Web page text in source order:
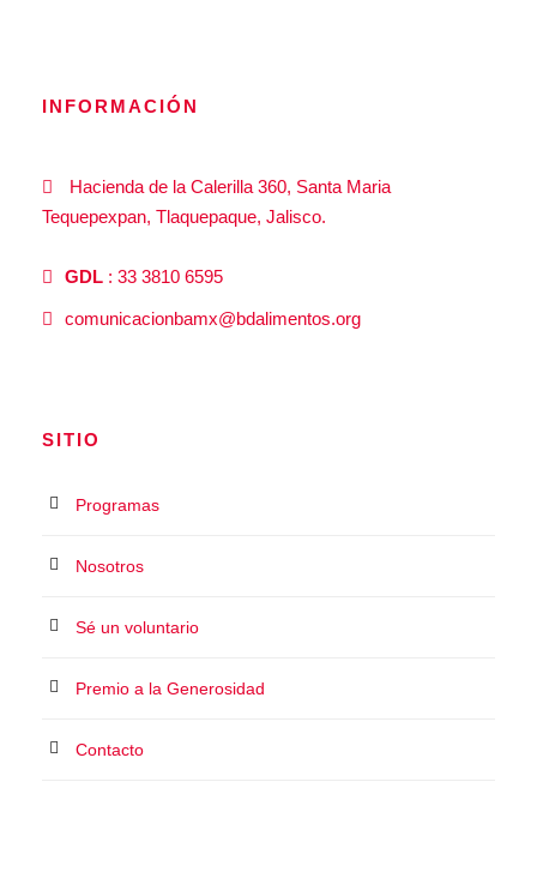
INFORMACIÓN
Hacienda de la Calerilla 360, Santa Maria
Tequepexpan, Tlaquepaque, Jalisco.
GDL : 33 3810 6595
comunicacionbamx@bdalimentos.org
SITIO
Programas
Nosotros
Sé un voluntario
Premio a la Generosidad
Contacto